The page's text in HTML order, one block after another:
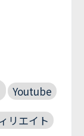
Youtube
リエイト